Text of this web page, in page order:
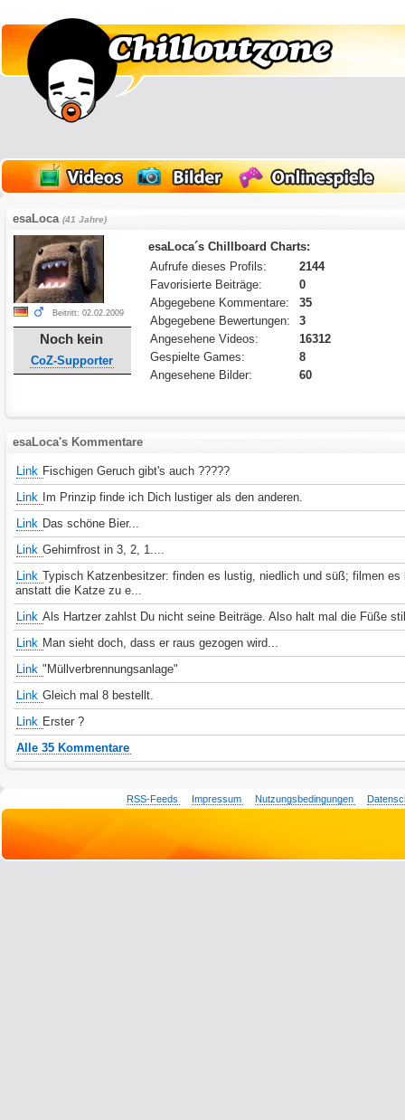
esaLoca(41 Jahre)
Beitritt: 02.02.2009
Noch kein
CoZ-Supporter
esaLoca´s Chillboard Charts:
Aufrufe dieses Profils:
2144
Favorisierte Beiträge:
0
Abgegebene Kommentare:
35
Abgegebene Bewertungen:
3
Angesehene Videos:
16312
Gespielte Games:
8
Angesehene Bilder:
60
esaLoca's Kommentare
Link Fischigen Geruch gibt's auch ?????
Link Im Prinzip finde ich Dich lustiger als den anderen.
Link Das schöne Bier...
Link Gehirnfrost in 3, 2, 1....
Link Typisch Katzenbesitzer: finden es lustig, niedlich und süß; filmen es
anstatt die Katze zu e...
Link Als Hartzer zahlst Du nicht seine Beiträge. Also halt mal die Füße
Link Man sieht doch, dass er raus gezogen wird...
Link "Müllverbrennungsanlage"
Link Gleich mal 8 bestellt.
Link Erster ?
Alle 35 Kommentare
RSS-Feeds Impressum Nutzungsbedingungen